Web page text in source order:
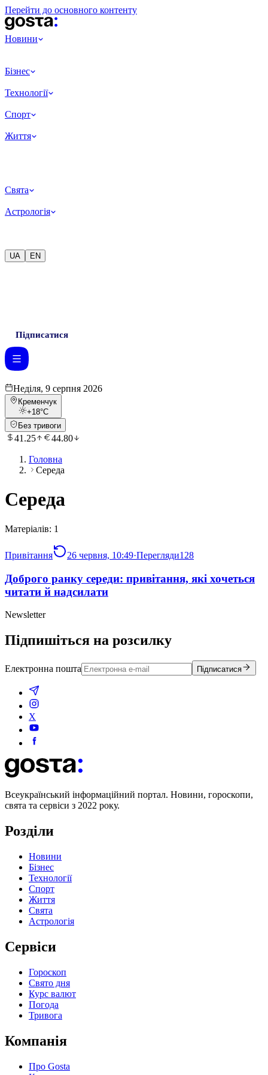
Перейти до основного контенту
Новини
Бізнес
Технології
Спорт
Життя
Свята
Астрологія
UA EN
Підписатися
Неділя, 9 серпня 2026
Кременчук
+18°C
Без тривоги
41.25 44.80
Головна
Середа
Середа
Матеріалів: 1
Привітання 26 червня, 10:49·Перегляди128
Доброго ранку середи: привітання, які хочеться
читати й надсилати
Newsletter
Підпишіться на розсилку
Електронна пошта Підписатися
X
Всеукраїнський інформаційний портал. Новини, гороскопи,
свята та сервіси з 2022 року.
Розділи
Новини
Бізнес
Технології
Спорт
Життя
Свята
Астрологія
Сервіси
Гороскоп
Свято дня
Курс валют
Погода
Тривога
Компанія
Про Gosta